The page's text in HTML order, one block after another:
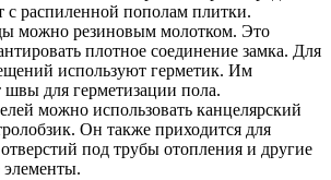
с распиленной пополам плитки.
можно резиновым молотком. Это
плотное соединение замка. Для
используют герметик. Им
швы для герметизации пола.
можно использовать канцелярский
Он также приходится для
под трубы отопления и другие